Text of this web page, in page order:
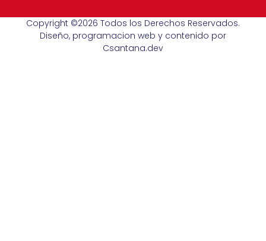
Copyright ©2026 Todos los Derechos Reservados.
Diseño, programacion web y contenido por
Csantana.dev